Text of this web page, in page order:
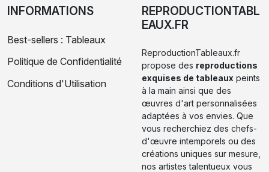
INFORMATIONS
Best-sellers : Tableaux
Politique de Confidentialité
Conditions d'Utilisation
REPRODUCTIONTABL
EAUX.FR
ReproductionTableaux.fr
propose des reproductions
exquises de tableaux peints
à la main ainsi que des
œuvres d'art personnalisées
adaptées à vos envies. Que
vous recherchiez des chefs-
d'œuvre intemporels ou des
créations uniques sur mesure,
nos artistes talentueux vous